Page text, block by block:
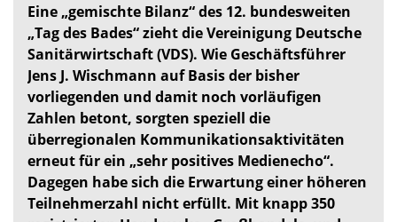
Eine „gemischte Bilanz“ des 12. bundesweiten
„Tag des Bades“ zieht die Vereinigung Deutsche
Sanitärwirtschaft (VDS). Wie Geschäftsführer
Jens J. Wischmann auf Basis der bisher
vorliegenden und damit noch vorläufigen
Zahlen betont, sorgten speziell die
überregionalen Kommunikationsaktivitäten
erneut für ein „sehr positives Medienecho“.
Dagegen habe sich die Erwartung einer höheren
Teilnehmerzahl nicht erfüllt. Mit knapp 350